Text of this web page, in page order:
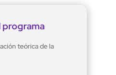
teórica de la